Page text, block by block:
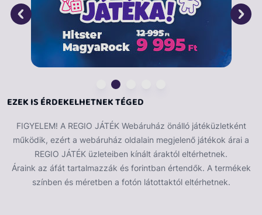
EZEK IS ÉRDEKELHETNEK TÉGED
FIGYELEM! A REGIO JÁTÉK Webáruház önálló játéküzletként
működik, ezért a webáruház oldalain megjelenő játékok árai a
REGIO JÁTÉK üzleteiben kínált áraktól eltérhetnek.
Áraink az áfát tartalmazzák és forintban értendők. A termékek
színben és méretben a fotón látottaktól eltérhetnek.